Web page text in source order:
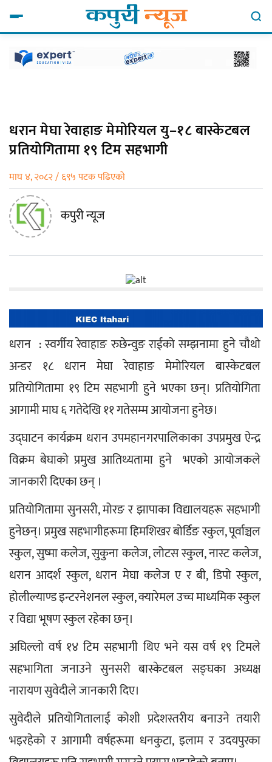
धरान मेघा रेवाहाङ मेमोरियल यु–१८ बास्केटबल
प्रतियोगितामा १९ टिम सहभागी
माघ ४, २०८२ / ६९५ पटक पढिएको
कपुरी न्यूज
धरान  : स्वर्गीय रेवाहाङ रुछेन्वुङ राईको सम्झनामा हुने चौथो
अन्डर १८ धरान मेघा रेवाहाङ मेमोरियल बास्केटबल
प्रतियोगितामा १९ टिम सहभागी हुने भएका छन्। प्रतियोगिता
आगामी माघ ६ गतेदेखि ११ गतेसम्म आयोजना हुनेछ।
उद्घाटन कार्यक्रम धरान उपमहानगरपालिकाका उपप्रमुख ऐन्द्र
विक्रम बेघाको प्रमुख आतिथ्यतामा हुने  भएको आयोजकले
जानकारी दिएका छन् ।
प्रतियोगितामा सुनसरी, मोरङ र झापाका विद्यालयहरू सहभागी
हुनेछन्। प्रमुख सहभागीहरूमा हिमशिखर बोर्डिङ स्कुल, पूर्वाञ्चल
स्कुल, सुष्मा कलेज, सुकुना कलेज, लोटस स्कुल, नास्ट कलेज,
धरान आदर्श स्कुल, धरान मेघा कलेज ए र बी, डिपो स्कुल,
होलील्याण्ड इन्टरनेशनल स्कुल, क्यारेमल उच्च माध्यमिक स्कुल
र विद्या भूषण स्कुल रहेका छन्।
अघिल्लो वर्ष १४ टिम सहभागी थिए भने यस वर्ष १९ टिमले
सहभागिता जनाउने सुनसरी बास्केटबल सङ्घका अध्यक्ष
नारायण सुवेदीले जानकारी दिए।
सुवेदीले प्रतियोगितालाई कोशी प्रदेशस्तरीय बनाउने तयारी
भइरहेको र आगामी वर्षहरूमा धनकुटा, इलाम र उदयपुरका